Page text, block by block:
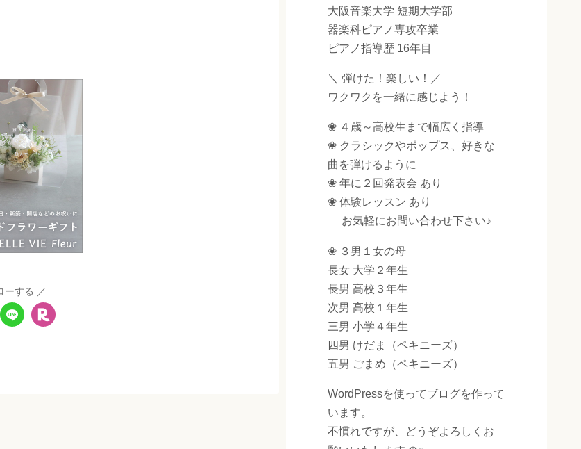
ーする
大阪音楽大学 短期大学部
器楽科ピアノ専攻卒業
ピアノ指導歴 16年目
＼ 弾けた！楽しい！／
ワクワクを一緒に感じよう！
❀ ４歳～高校生まで幅広く指導
❀ クラシックやポップス、好きな
曲を弾けるように
❀ 年に２回発表会 あり
❀ 体験レッスン あり
お気軽にお問い合わせ下さい♪
❀ ３男１女の母
長女 大学２年生
長男 高校３年生
次男 高校１年生
三男 小学４年生
四男 けだま（ペキニーズ）
五男 ごまめ（ペキニーズ）
WordPressを使ってブログを作って
います。
不慣れですが、どうぞよろしくお